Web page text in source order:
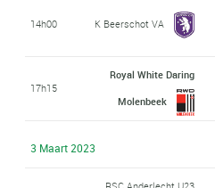
14h00 K Beerschot VA
17h15
Royal White Daring
Molenbeek
3 Maart 2023